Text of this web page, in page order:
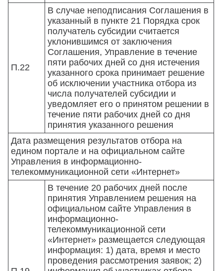
П.22
В случае неподписания Соглашения в
указанный в пункте 21 Порядка срок
получатель субсидии считается
уклонившимся от заключения
Соглашения, Управление в течение
пяти рабочих дней со дня истечения
указанного срока принимает решение
об исключении участника отбора из
числа получателей субсидии и
уведомляет его о принятом решении в
течение пяти рабочих дней со дня
принятия указанного решения
Дата размещения результатов отбора на
едином портале и на официальном сайте
Управления в информационно-
телекоммуникационной сети «Интернет»
В течение 20 рабочих дней после
принятия Управлением решения на
официальном сайте Управления в
информационно-
телекоммуникационной сети
«Интернет» размещается следующая
информация: 1) дата, время и место
проведения рассмотрения заявок; 2)